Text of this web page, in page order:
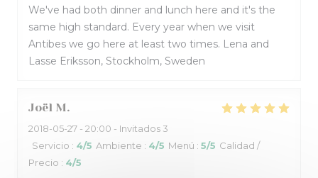
We've had both dinner and lunch here and it's the
same high standard. Every year when we visit
Antibes we go here at least two times. Lena and
Lasse Eriksson, Stockholm, Sweden
Joël M
2018-05-27 - 20:00 - Invitados 3
Servicio : 4/5 Ambiente : 4/5 Menú : 5/5 Calidad /
Precio : 4/5